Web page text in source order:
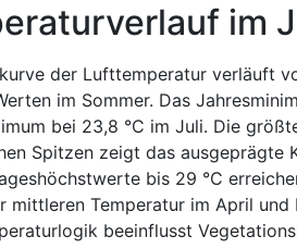
im
der Lufttemperatur verläuft
im Sommer. Das
bei 23,8 °C im Juli. Die
Spitzen zeigt das ausgeprägte
bis 29 °C
mittleren Temperatur im April
beeinflusst